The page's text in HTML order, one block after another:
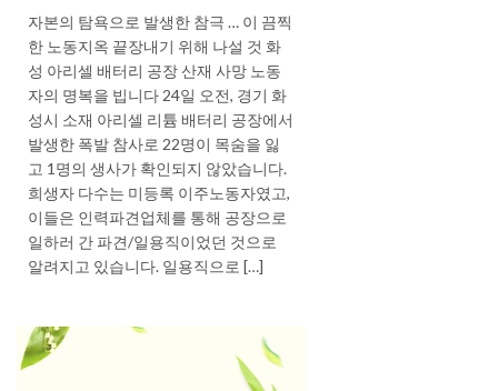
자본의 탐욕으로 발생한 참극 … 이 끔찍
한 노동지옥 끝장내기 위해 나설 것 화
성 아리셀 배터리 공장 산재 사망 노동
자의 명복을 빕니다 24일 오전, 경기 화
성시 소재 아리셀 리튬 배터리 공장에서
발생한 폭발 참사로 22명이 목숨을 잃
고 1명의 생사가 확인되지 않았습니다.
희생자 다수는 미등록 이주노동자였고,
이들은 인력파견업체를 통해 공장으로
일하러 간 파견/일용직이었던 것으로
알려지고 있습니다. 일용직으로 […]